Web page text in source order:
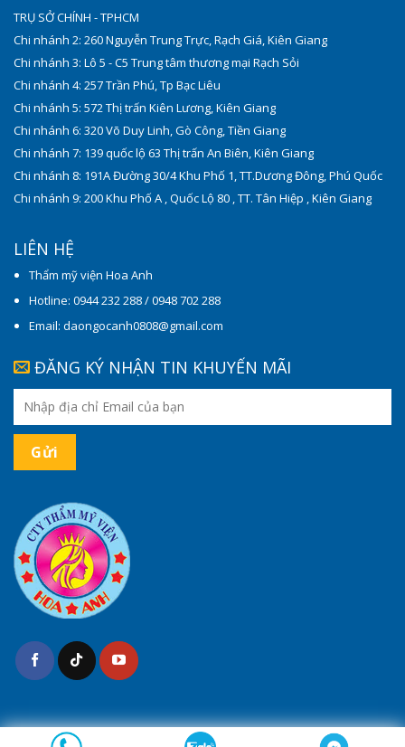
TRỤ SỞ CHÍNH - TPHCM
Chi nhánh 2: 260 Nguyễn Trung Trực, Rạch Giá, Kiên Giang
Chi nhánh 3: Lô 5 - C5 Trung tâm thương mại Rạch Sỏi
Chi nhánh 4: 257 Trần Phú, Tp Bạc Liêu
Chi nhánh 5: 572 Thị trấn Kiên Lương, Kiên Giang
Chi nhánh 6: 320 Võ Duy Linh, Gò Công, Tiền Giang
Chi nhánh 7: 139 quốc lộ 63 Thị trấn An Biên, Kiên Giang
Chi nhánh 8: 191A Đường 30/4 Khu Phố 1, TT.Dương Đông, Phú Quốc
Chi nhánh 9: 200 Khu Phố A , Quốc Lộ 80 , TT. Tân Hiệp , Kiên Giang
LIÊN HỆ
Thẩm mỹ viện Hoa Anh
Hotline: 0944 232 288 / 0948 702 288
Email: daongocanh0808@gmail.com
ĐĂNG KÝ NHẬN TIN KHUYẾN MÃI